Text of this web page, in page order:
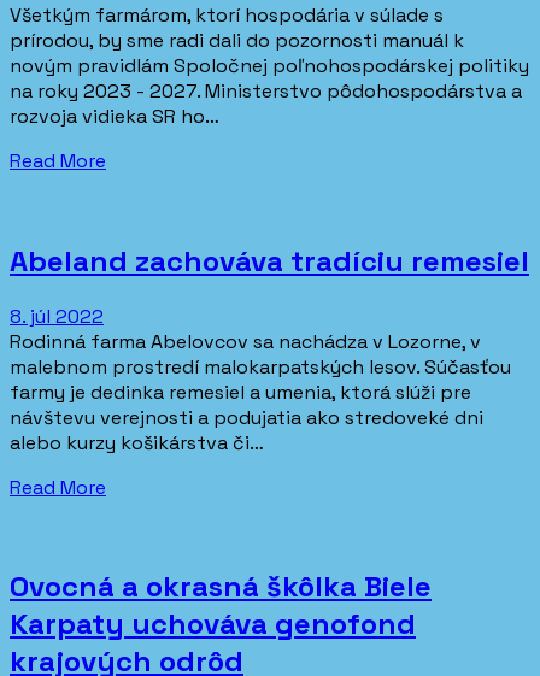
Všetkým farmárom, ktorí hospodária v súlade s
prírodou, by sme radi dali do pozornosti manuál k
novým pravidlám Spoločnej poľnohospodárskej politiky
na roky 2023 - 2027. Ministerstvo pôdohospodárstva a
rozvoja vidieka SR ho…
Read More
Abeland zachováva tradíciu remesiel
8. júl 2022
Rodinná farma Abelovcov sa nachádza v Lozorne, v
malebnom prostredí malokarpatských lesov. Súčasťou
farmy je dedinka remesiel a umenia, ktorá slúži pre
návštevu verejnosti a podujatia ako stredoveké dni
alebo kurzy košikárstva či…
Read More
Ovocná a okrasná škôlka Biele
Karpaty uchováva genofond
krajových odrôd